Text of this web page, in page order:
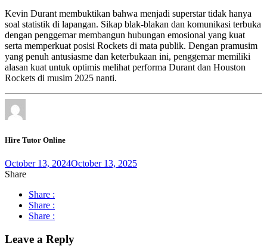
Kevin Durant membuktikan bahwa menjadi superstar tidak hanya
soal statistik di lapangan. Sikap blak-blakan dan komunikasi terbuka
dengan penggemar membangun hubungan emosional yang kuat
serta memperkuat posisi Rockets di mata publik. Dengan pramusim
yang penuh antusiasme dan keterbukaan ini, penggemar memiliki
alasan kuat untuk optimis melihat performa Durant dan Houston
Rockets di musim 2025 nanti.
Hire Tutor Online
October 13, 2024October 13, 2025
Share
Share :
Share :
Share :
Leave a Reply